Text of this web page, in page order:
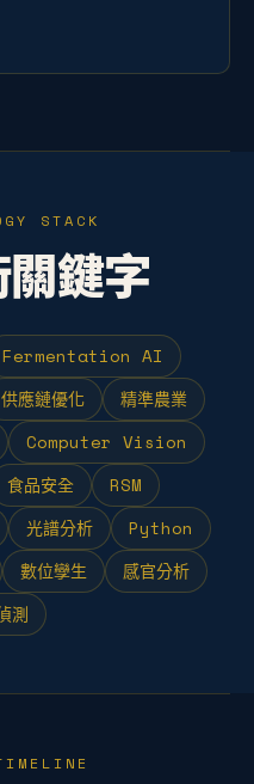
STACK
鍵字
Fermentation AI
供應鏈優化
精準農業
Computer Vision
食品安全
RSM
光譜分析
Python
數位孿生
感官分析
測